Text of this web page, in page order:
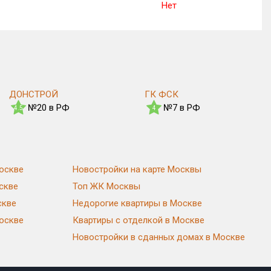
Нет
ДОНСТРОЙ
4.5 №20 в РФ
ГК ФСК
4 №7 в РФ
Новостройки на карте Москвы
Топ ЖК Москвы
Недорогие квартиры в Москве
Квартиры с отделкой в Москве
Новостройки в сданных домах в Москве